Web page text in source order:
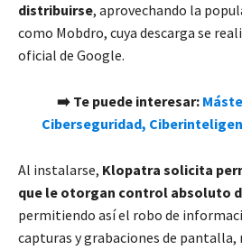
distribuirse, aprovechando la
como Mobdro, cuya descarga se
oficial de Google.
➡️ Te puede interesar:
Ciberseguridad,
Al instalarse, Klopatra solicita
que le otorgan control absoluto
permitiendo así el robo de
capturas y grabaciones de